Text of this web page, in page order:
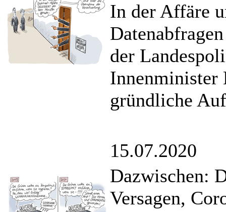
In der Affäre
der
Innenminister
gründliche
15.07.2020
Dazwischen:
Versagen,